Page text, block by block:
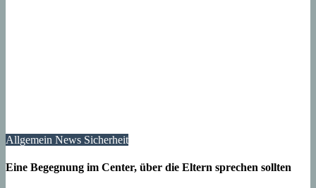
Allgemein News Sicherheit
Eine Begegnung im Center, über die Eltern sprechen sollten